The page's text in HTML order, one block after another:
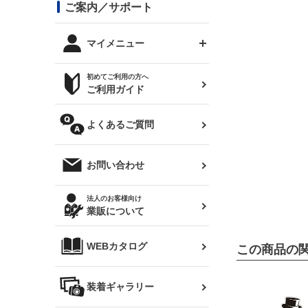
カナード
外装・補修パーツ
オリジンアーム(足回り)
レンズ
マフラー
リアウイング
リアゲート
メンテナンスパーツ
DTM:exclusive
まつど家 鉄八
JZX110 マークⅡ
ハイエース
レビン
トレノ
マークX
クラウン
クラウンマジェスタ
アリスト
シルビア S14 前期
シルビア S15
180SX
ワンビア
Z32 フェアレディZ
RX-7
スバル
BRZ
レクサス
三菱
デリカ D:5
軽自動車
汎用
コンバットアイ用ライト
オプションタイヤ
サマータイヤ
ジムニー用タイヤ
ハイエース・バン用タイ
ホイールナット
ステッカー
トップス(半袖)
トップス(長袖)
パーカー
オーバーオール(つなぎ)
タオル
帽子
バッグ
ご案内／サポート
マイメニュー
ログインする
お気に入りリスト
クーポンを見る
閲覧履歴
ニュースレターお申し込み
初めてご利用の方へ
ご利用ガイド
よくあるご質問
お問い合わせ
法人のお客様向け
業販について
WEBカタログ
装着ギャラリー
この商品の